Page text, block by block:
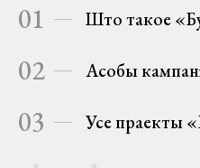
01 Што такое
02 Асобы
03 Усе праекты